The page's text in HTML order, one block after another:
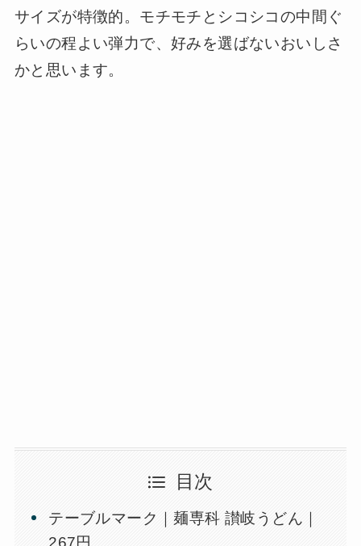
サイズが特徴的。モチモチとシコシコの中間ぐ
らいの程よい弾力で、好みを選ばないおいしさ
かと思います。
目次
テーブルマーク｜麺専科 讃岐うどん｜
267円